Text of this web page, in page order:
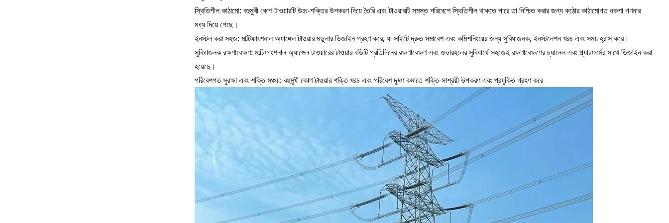
স্থিতিশীল কাঠামো: বহুমুখী কোণ টাওয়ারটি উচ্চ-শক্তির উপকরণ দিয়ে তৈরি এবং টাওয়ারটি সমস্ত পরিবেশে স্থিতিশীল থাকতে পারে তা নিশ্চিত করার জন্য কঠোর কাঠামোগত নকশা গণনার
মধ্য দিয়ে গেছে।
ইনস্টল করা সহজ: মাল্টিফাংশনাল অ্যাঙ্গেল টাওয়ার মডুলার ডিজাইন গ্রহণ করে, যা সাইটে দ্রুত সমাবেশ এবং কমিশনিংয়ের জন্য সুবিধাজনক, ইনস্টলেশন খরচ এবং সময় হ্রাস করে।
সুবিধাজনক রক্ষণাবেক্ষণ: মাল্টিফাংশনাল অ্যাঙ্গেল টাওয়ারের টাওয়ার বডিটি প্রতিদিনের রক্ষণাবেক্ষণ এবং ওভারহলের সুবিধার্থে সহজেই রক্ষণাবেক্ষণের চ্যানেল এবং প্ল্যাটফর্মের সাথে ডিজাইন করা
হয়েছে।
পরিবেশগত সুরক্ষা এবং শক্তি সঞ্চয়: বহুমুখী কোণ টাওয়ার শক্তি খরচ এবং পরিবেশ দূষণ কমাতে শক্তি-সাশ্রয়ী উপকরণ এবং প্রযুক্তি গ্রহণ করে